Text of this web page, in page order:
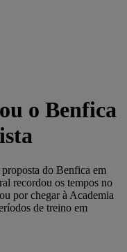
o Benfica
do Benfica em
recordou os tempos no
por chegar à Academia
de treino em